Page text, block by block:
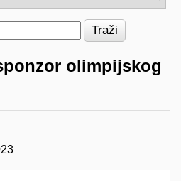
Traži
olimpijskog